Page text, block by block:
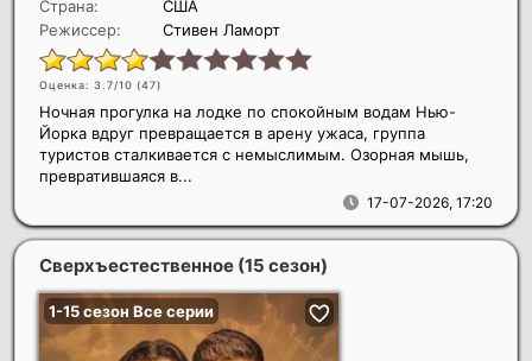
Страна:
США
Режиссер:
Стивен Ламорт
Оценка: 3.7/10 (47)
17-07-2026, 17:20
Ночная прогулка на лодке по спокойным водам Нью-
Йорка вдруг превращается в арену ужаса, группа
туристов сталкивается с немыслимым. Озорная мышь,
превратившаяся в...
Сверхъестественное (15 сезон)